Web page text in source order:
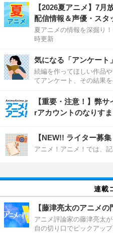
【2026夏アニメ】7月
配信情報＆声優・スタ
夏アニメの情報を深掘り
時更新
気になる「アンケート
続編を作ってほしい作品
てアンケート、その結果
【重要・注意！】弊
rアカウントのなりす
【NEW!! ライター募集
アニメ！アニメ！では、
連載
【藤津亮太のアニメの
アニメ評論家の藤津亮太
自の切り口でピックアップ